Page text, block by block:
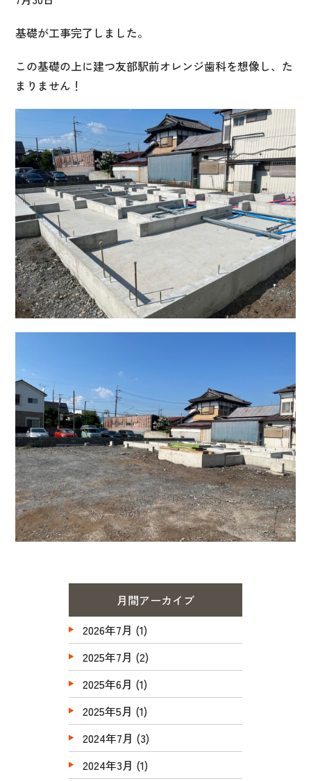
基礎が工事完了しました。
この基礎の上に建つ友部駅前オレンジ歯科を想像し、た
まりません！
月間アーカイブ
2026年7月 (1)
2025年7月 (2)
2025年6月 (1)
2025年5月 (1)
2024年7月 (3)
2024年3月 (1)